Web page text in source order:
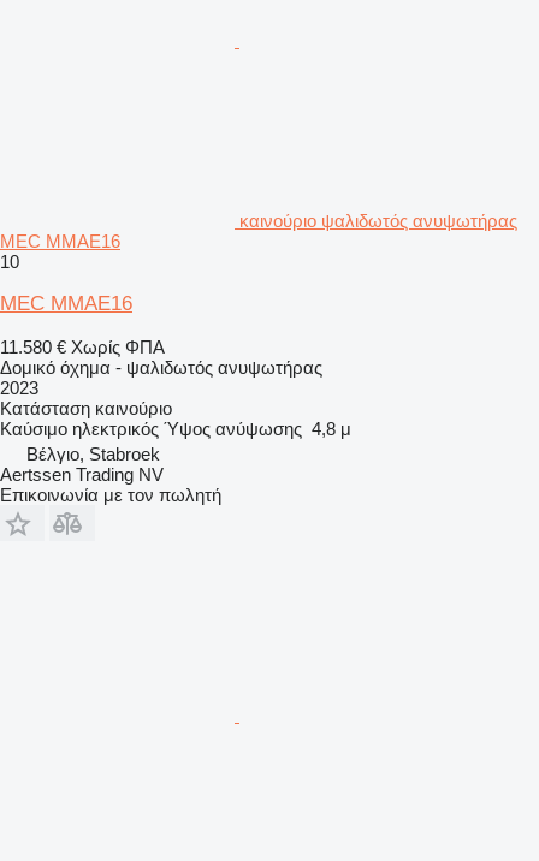
καινούριο ψαλιδωτός ανυψωτήρας
MEC MMAE16
10
MEC MMAE16
11.580 € Χωρίς ΦΠΑ
Δομικό όχημα - ψαλιδωτός ανυψωτήρας
2023
Κατάσταση καινούριο
Καύσιμο ηλεκτρικός Ύψος ανύψωσης 4,8 μ
Βέλγιο, Stabroek
Aertssen Trading NV
Επικοινωνία με τον πωλητή